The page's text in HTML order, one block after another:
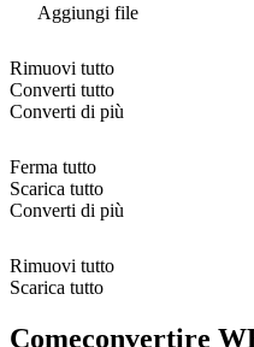
Aggiungi file
Rimuovi tutto
Converti tutto
Converti di più
Ferma tutto
Scarica tutto
Converti di più
Rimuovi tutto
Scarica tutto
Comeconvertire